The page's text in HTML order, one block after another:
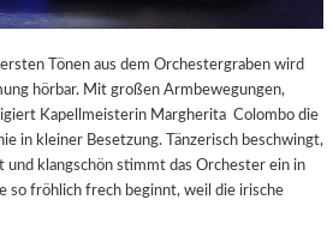
Tönen aus dem Orchestergraben wird
hörbar. Mit großen Armbewegungen,
Kapellmeisterin Margherita Colombo die
in kleiner Besetzung. Tänzerisch beschwingt,
klangschön stimmt das Orchester ein in
so fröhlich frech beginnt, weil die irische